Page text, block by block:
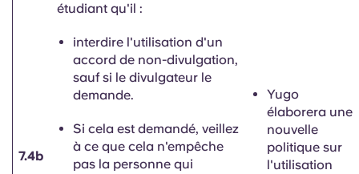
7.4b
étudiant qu'il :
interdire l'utilisation d'un
accord de non-divulgation,
sauf si le divulgateur le
demande.
Si cela est demandé, veillez
à ce que cela n'empêche
pas la personne qui
Yugo
élaborera une
nouvelle
politique sur
l'utilisation